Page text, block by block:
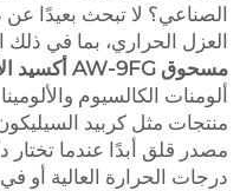
الصناعي؟ لا تبحث بعيدًا
العزل الحراري، بما في ذلك
مسحوق AW-9FG أكسيد الألمنيوم α المُشبع حراريًا
ألومنات الكالسيوم
مصدر قلق أبدًا عندما تختار
درجات الحرارة العالية أو